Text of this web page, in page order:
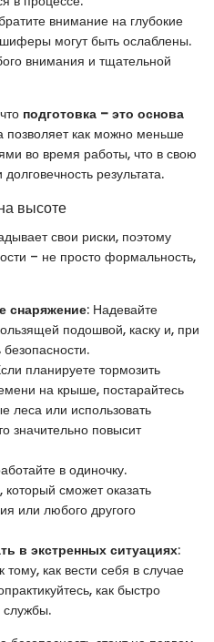
внимание на глубокие
могут быть ослаблены.
внимания и тщательной
подготовка – это основа
позволяет как можно меньше
во время работы, что в свою
результата.
высоте
свои риски, поэтому
– не просто формальность,
снаряжение: Надевайте
подошвой, каску и, при
планируете тормозить
на крыше, постарайтесь
леса или использовать
значительно повысит
в одиночку.
сможет оказать
или любого другого
в экстренных ситуациях:
тому, как вести себя в случае
как быстро
службы.